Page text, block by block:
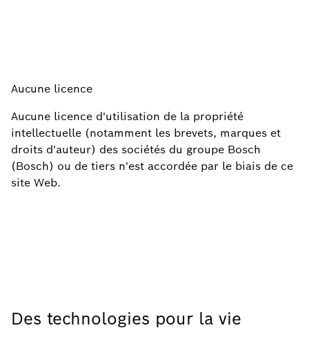
Aucune licence
Aucune licence d'utilisation de la propriété
intellectuelle (notamment les brevets, marques et
droits d'auteur) des sociétés du groupe Bosch
(Bosch) ou de tiers n'est accordée par le biais de ce
site Web.
Des technologies pour la vie